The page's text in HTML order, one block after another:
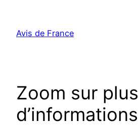
contenu
Avis de France
Zoom sur plus
d’informations